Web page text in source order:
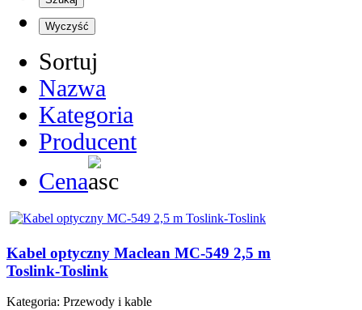
Sortuj
Nazwa
Kategoria
Producent
Cena
Kabel optyczny Maclean MC-549 2,5 m
Toslink-Toslink
Kategoria: Przewody i kable